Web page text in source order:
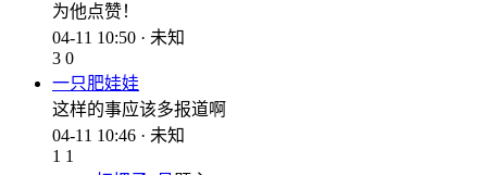
为他点赞！
04-11 10:50 · 未知
3 0
一只肥娃娃
这样的事应该多报道啊
04-11 10:46 · 未知
1 1